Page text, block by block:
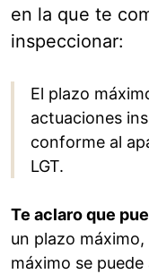
en la que te
inspeccionar:
El plazo
actuaciones
conforme al
LGT.
Te aclaro que
un plazo
máximo se